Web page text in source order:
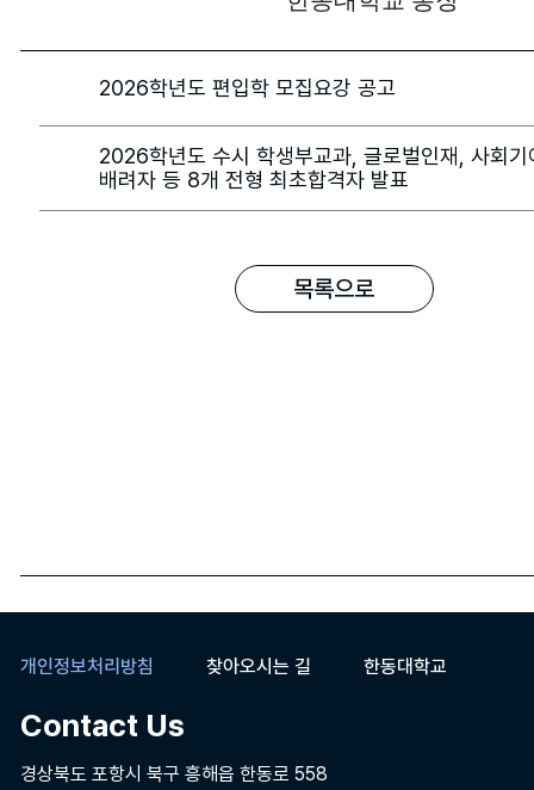
2026학년도 편입학 모집요강 공고
2026학년도 수시 학생부교과, 글로벌인재, 사회기
배려자 등 8개 전형 최초합격자 발표
목록으로
개인정보처리방침 찾아오시는 길 한동대학교
Contact Us
경상북도 포항시 북구 흥해읍 한동로 558